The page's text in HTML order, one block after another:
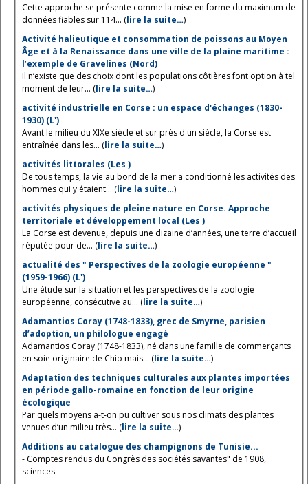
Cette approche se présente comme la mise en forme du maximum de
données fiables sur 114... (lire la suite…)
Activité halieutique et consommation de poissons au Moyen
Âge et à la Renaissance dans une ville de la plaine maritime :
l’exemple de Gravelines (Nord)
Il n’existe que des choix dont les populations côtières font option à tel
moment de leur... (lire la suite…)
activité industrielle en Corse : un espace d'échanges (1830-
1930) (L')
Avant le milieu du XIXe siècle et sur près d'un siècle, la Corse est
entraînée dans les... (lire la suite…)
activités littorales (Les )
De tous temps, la vie au bord de la mer a conditionné les activités des
hommes qui y étaient... (lire la suite…)
activités physiques de pleine nature en Corse. Approche
territoriale et développement local (Les )
La Corse est devenue, depuis une dizaine d’années, une terre d’accueil
réputée pour de... (lire la suite…)
actualité des " Perspectives de la zoologie européenne "
(1959-1966) (L')
Une étude sur la situation et les perspectives de la zoologie
européenne, consécutive au... (lire la suite…)
Adamantios Coray (1748-1833), grec de Smyrne, parisien
d’adoption, un philologue engagé
Adamantios Coray (1748-1833), né dans une famille de commerçants
en soie originaire de Chio mais... (lire la suite…)
Adaptation des techniques culturales aux plantes importées
en période gallo-romaine en fonction de leur origine
écologique
Par quels moyens a-t-on pu cultiver sous nos climats des plantes
venues d’un milieu très... (lire la suite…)
Additions au catalogue des champignons de Tunisie...
- Comptes rendus du Congrès des sociétés savantes" de 1908,
sciences